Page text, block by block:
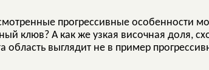
прогрессивные особенности
клюв? А как же узкая височная доля,
область выглядит не в пример